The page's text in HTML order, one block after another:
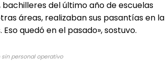
del último año de escuelas
áreas, realizaban sus pasantías en la
quedó en el pasado», sostuvo.
personal operativo